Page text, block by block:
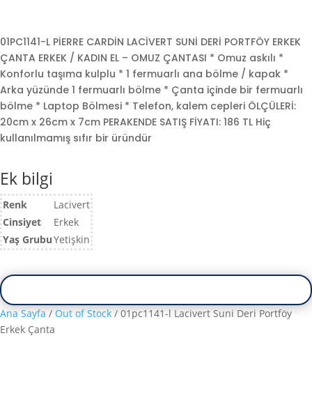
01PC1141-L PİERRE CARDİN LACİVERT SUNİ DERİ PORTFÖY ERKEK
ÇANTA ERKEK / KADIN EL – OMUZ ÇANTASI * Omuz askılı *
Konforlu taşıma kulplu * 1 fermuarlı ana bölme / kapak *
Arka yüzünde 1 fermuarlı bölme * Çanta içinde bir fermuarlı
bölme * Laptop Bölmesi * Telefon, kalem cepleri ÖLÇÜLERİ:
20cm x 26cm x 7cm PERAKENDE SATIŞ FİYATI: 186 TL Hiç
kullanılmamış sıfır bir üründür
Ek bilgi
Renk
Lacivert
Cinsiyet
Erkek
Yaş GrubuYetişkin
Ana Sayfa / Out of Stock / 01pc1141-l Lacivert Suni Deri Portföy
Erkek Çanta